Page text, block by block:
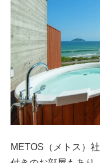
METOS（メトス）